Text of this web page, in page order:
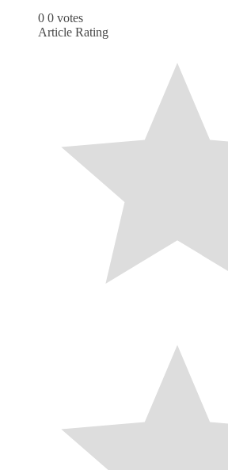
0 0 votes
Article Rating